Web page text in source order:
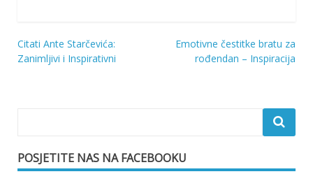
Navigacija
Citati Ante Starčevića:
Zanimljivi i Inspirativni
Emotivne čestitke bratu za
rođendan – Inspiracija
POSJETITE NAS NA FACEBOOKU